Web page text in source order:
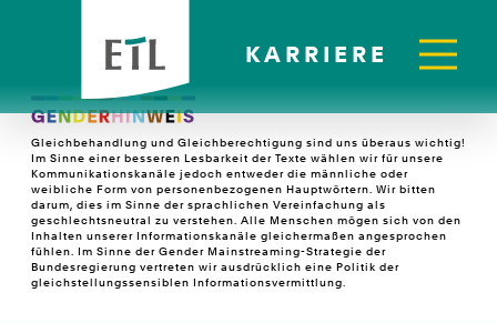
KARRIERE
Gleichbehandlung und Gleichberechtigung sind uns überaus wichtig!
Im Sinne einer besseren Lesbarkeit der Texte wählen wir für unsere
Kommunikationskanäle jedoch entweder die männliche oder
weibliche Form von personenbezogenen Hauptwörtern. Wir bitten
darum, dies im Sinne der sprachlichen Vereinfachung als
geschlechtsneutral zu verstehen. Alle Menschen mögen sich von den
Inhalten unserer Informationskanäle gleichermaßen angesprochen
fühlen. Im Sinne der Gender Mainstreaming-Strategie der
Bundesregierung vertreten wir ausdrücklich eine Politik der
gleichstellungssensiblen Informationsvermittlung.